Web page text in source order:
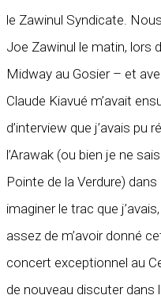
le Zawinul Syndicate.
Joe Zawinul le matin, lors
Midway au Gosier – et
Claude Kiavué m’avait
d’interview que j’avais pu
l’Arawak (ou bien je ne
Pointe de la Verdure)
imaginer le trac que
assez de m’avoir donné
concert exceptionnel au
de nouveau discuter dans